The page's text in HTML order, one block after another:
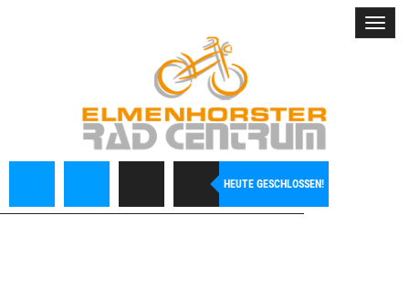
HEUTE GESCHLOSSEN!